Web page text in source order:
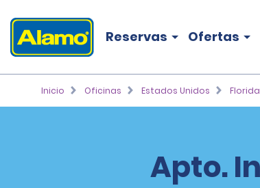
Reservas Ofertas
Inicio Oficinas Estados Unidos Florida
Apto.